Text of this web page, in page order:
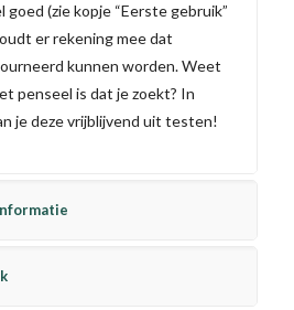
(zie kopje “Eerste gebruik”
er rekening mee dat
kunnen worden. Weet
penseel is dat je zoekt? In
je deze vrijblijvend uit testen!